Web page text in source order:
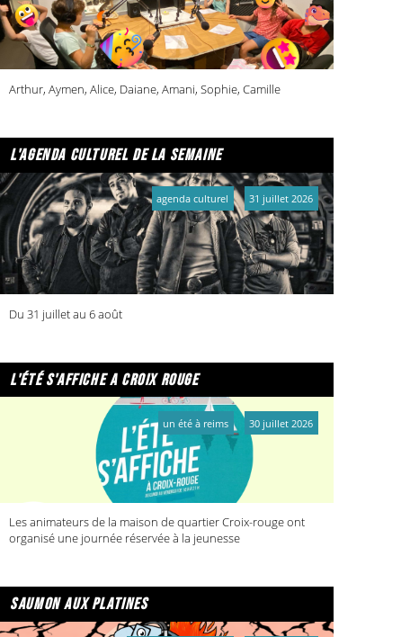
Arthur, Aymen, Alice, Daiane, Amani, Sophie, Camille
l'agenda culturel de la semaine
Du 31 juillet au 6 août
agenda culturel 31 juillet 2026
l'été s'affiche a croix rouge
Les animateurs de la maison de quartier Croix-rouge ont
organisé une journée réservée à la jeunesse
un été à reims 30 juillet 2026
saumon aux platines